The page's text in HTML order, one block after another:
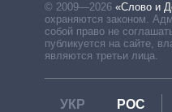
© 2009—2026 «Слово и
охраняются законом.
собой право не
публикуется на сайте,
являются третьи лица.
УКР РОС